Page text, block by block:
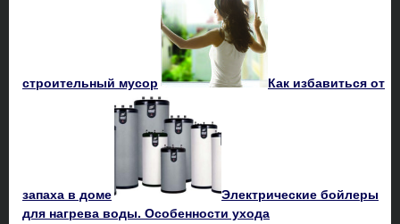
строительный мусор Как избавиться от
запаха в доме
Электрические бойлеры
для нагрева воды. Особенности ухода